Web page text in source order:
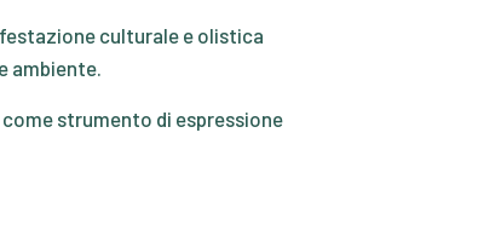
culturale e olistica
ambiente.
strumento di espressione